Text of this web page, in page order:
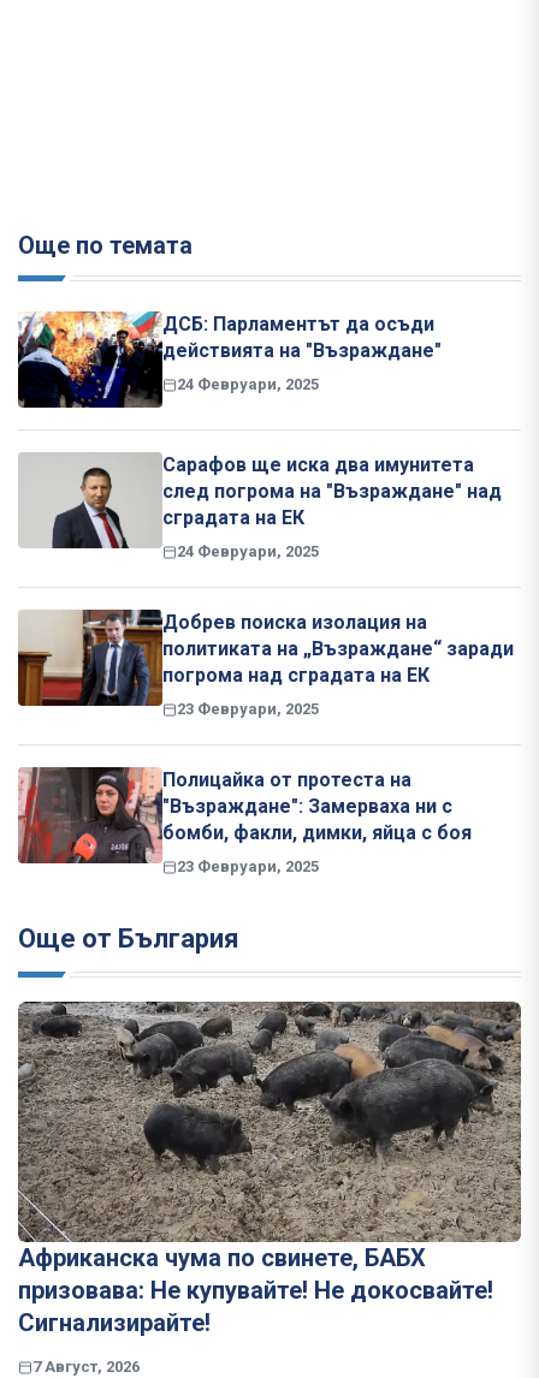
Още по темата
ДСБ: Парламентът да осъди
действията на "Възраждане"
24 Февруари, 2025
Сарафов ще иска два имунитета
след погрома на "Възраждане" над
сградата на ЕК
24 Февруари, 2025
Добрев поиска изолация на
политиката на „Възраждане“ заради
погрома над сградата на ЕК
23 Февруари, 2025
Полицайка от протеста на
"Възраждане": Замерваха ни с
бомби, факли, димки, яйца с боя
23 Февруари, 2025
Още от България
Африканска чума по свинете, БАБХ
призовава: Не купувайте! Не докосвайте!
Сигнализирайте!
7 Август, 2026